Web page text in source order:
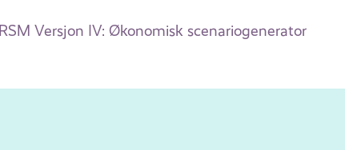
RSM Versjon IV: Økonomisk scenariogenerator